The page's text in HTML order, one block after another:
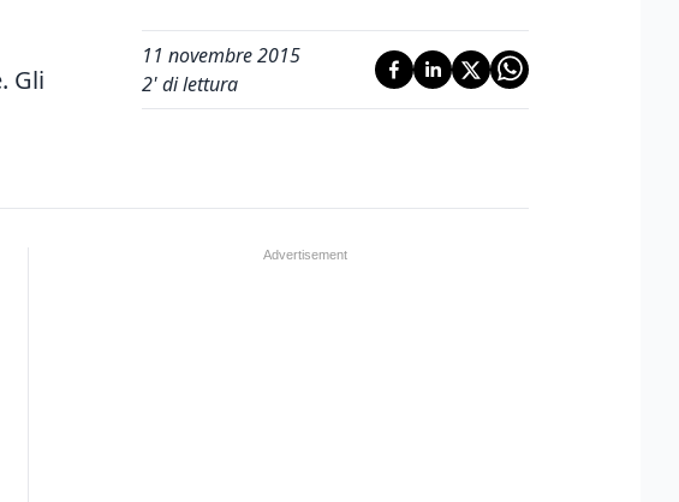
Gli
11 novembre 2015
2' di lettura